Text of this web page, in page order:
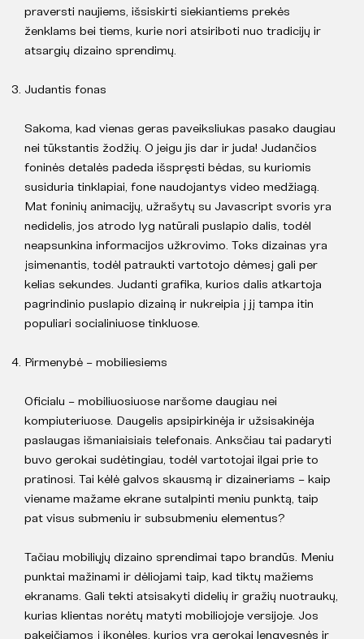
praversti naujiems, išsiskirti siekiantiems prekės
ženklams bei tiems, kurie nori atsiriboti nuo tradicijų ir
atsargių dizaino sprendimų.
Judantis fonas
Sakoma, kad vienas geras paveiksliukas pasako daugiau
nei tūkstantis žodžių. O jeigu jis dar ir juda! Judančios
foninės detalės padeda išspręsti bėdas, su kuriomis
susiduria tinklapiai, fone naudojantys video medžiagą.
Mat foninių animacijų, užrašytų su Javascript svoris yra
nedidelis, jos atrodo lyg natūrali puslapio dalis, todėl
neapsunkina informacijos užkrovimo. Toks dizainas yra
įsimenantis, todėl patraukti vartotojo dėmesį gali per
kelias sekundes. Judanti grafika, kurios dalis atkartoja
pagrindinio puslapio dizainą ir nukreipia į jį tampa itin
populiari socialiniuose tinkluose.
Pirmenybė – mobiliesiems
Oficialu – mobiliuosiuose naršome daugiau nei
kompiuteriuose. Daugelis apsipirkinėja ir užsisakinėja
paslaugas išmaniaisiais telefonais. Anksčiau tai padaryti
buvo gerokai sudėtingiau, todėl vartotojai ilgai prie to
pratinosi. Tai kėlė galvos skausmą ir dizaineriams – kaip
viename mažame ekrane sutalpinti meniu punktą, taip
pat visus submeniu ir subsubmeniu elementus?
Tačiau mobiliųjų dizaino sprendimai tapo brandūs. Meniu
punktai mažinami ir dėliojami taip, kad tiktų mažiems
ekranams. Gali tekti atsisakyti didelių ir gražių nuotraukų,
kurias klientas norėtų matyti mobiliojoje versijoje. Jos
pakeičiamos į ikonėles, kurios yra gerokai lengvesnės ir